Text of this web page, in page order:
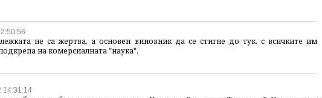
не са жертвa, а основен виновник да се стигне до тук, с всичките им
на комерсиалната "наука".
14:31:14